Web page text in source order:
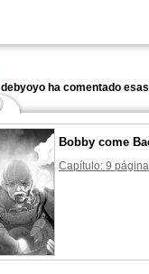
debyoyo ha comentado
Bobby come
Capítulo: 9